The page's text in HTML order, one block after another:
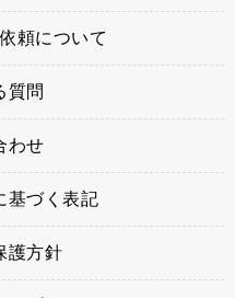
頼について
質問
わせ
基づく表記
護方針